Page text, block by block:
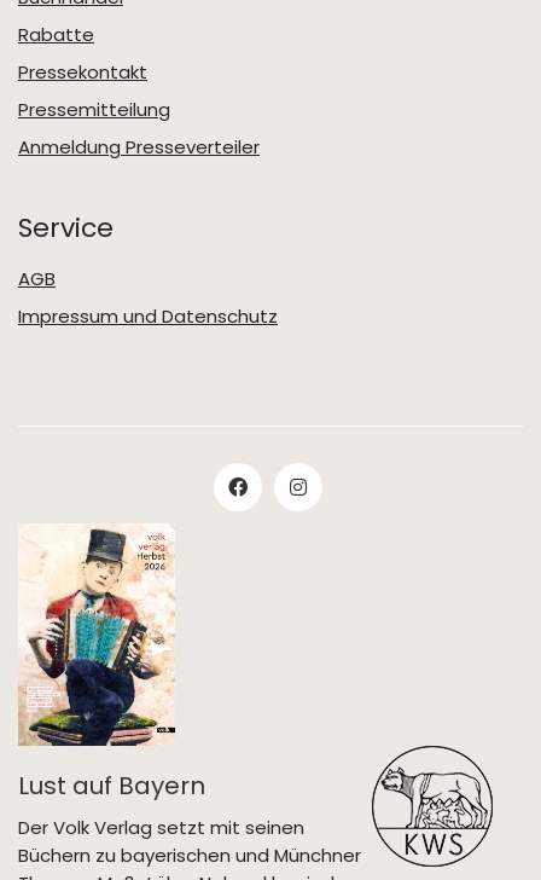
Rabatte
Pressekontakt
Pressemitteilung
Anmeldung Presseverteiler
Service
AGB
Impressum und Datenschutz
Lust auf Bayern
Der Volk Verlag setzt mit seinen
Büchern zu bayerischen und Münchner